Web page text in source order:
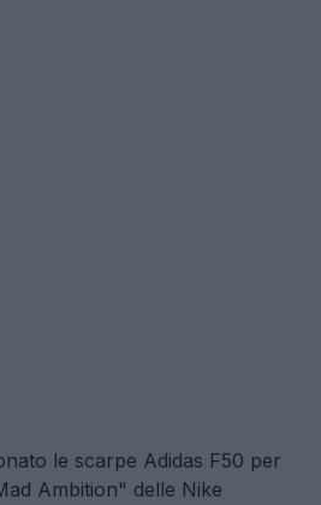
le scarpe Adidas F50 per
Ambition" delle Nike